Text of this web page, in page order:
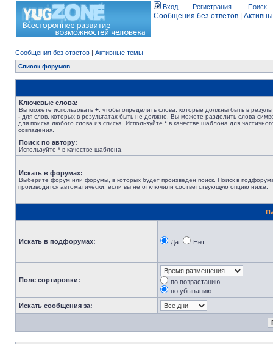
Вход Регистрация Поиск
Сообщения без ответов
Сообщения без ответов | Активные темы
Список форумов
Ключевые слова:
Вы можете использовать + , чтобы определить слова, которые должны быть в
- для слов, которых в результатах быть не должно. Вы можете разделить слова
для поиска любого слова из списка. Используйте * в качестве шаблона для
совпадения.
Поиск по автору:
Используйте * в качестве шаблона.
Искать в форумах:
Выберите форум или форумы, в которых будет произведён поиск. Поиск в
производится автоматически, если вы не отключили соответствующую опцию ниже.
Искать в подфорумах: Да Нет
Поле сортировки:
по возрастанию
по убыванию
Искать сообщения за: